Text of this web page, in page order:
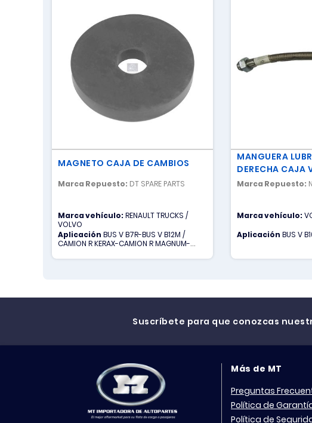
MAGNETO CAJA DE CAMBIOS
Marca Repuesto: DT SPARE PARTS
Marca vehículo:RENAULT TRUCKS /
VOLVO
Aplicación BUS V B7R-BUS V B12M /
CAMION R KERAX-CAMION R MAGNUM-
CAMION R PREMIUM / CAMION V FH-
MANGUERA
DERECHA CAJA
Marca Repuesto:
Marca vehículo:
Aplicación BUS V
Suscríbete para que conozcas
Más de MT
Preguntas
Política de
Política de